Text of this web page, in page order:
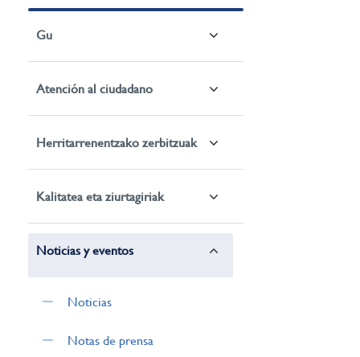
Gu
Atención al ciudadano
Herritarrenentzako zerbitzuak
Kalitatea eta ziurtagiriak
Noticias y eventos
Noticias
Notas de prensa